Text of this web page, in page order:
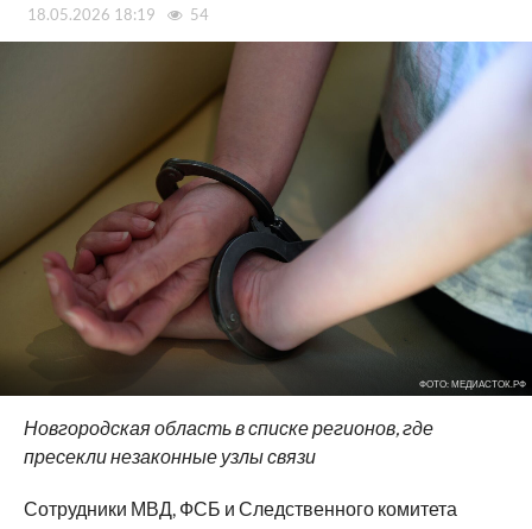
18.05.2026 18:19 54
ФОТО: МЕДИАСТОК.РФ
Новгородская область в списке регионов, где
пресекли незаконные узлы связи
Сотрудники МВД, ФСБ и Следственного комитета